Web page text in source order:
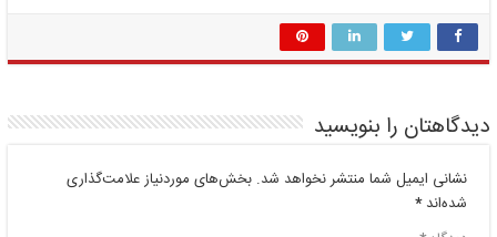
دیدگاهتان را بنویسید
نشانی ایمیل شما منتشر نخواهد شد. بخش‌های موردنیاز علامت‌گذاری
شده‌اند*